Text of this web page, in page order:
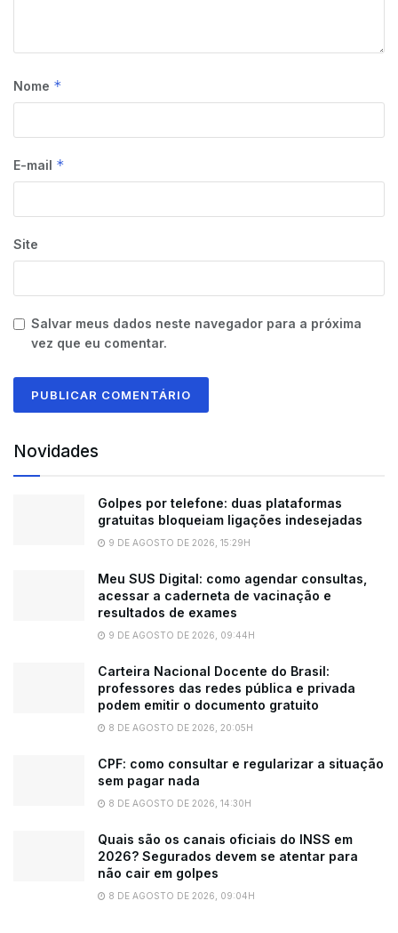
Nome *
E-mail *
Site
Salvar meus dados neste navegador para a próxima
vez que eu comentar.
Novidades
Golpes por telefone: duas plataformas
gratuitas bloqueiam ligações indesejadas
9 DE AGOSTO DE 2026, 15:29H
Meu SUS Digital: como agendar consultas,
acessar a caderneta de vacinação e
resultados de exames
9 DE AGOSTO DE 2026, 09:44H
Carteira Nacional Docente do Brasil:
professores das redes pública e privada
podem emitir o documento gratuito
8 DE AGOSTO DE 2026, 20:05H
CPF: como consultar e regularizar a situação
sem pagar nada
8 DE AGOSTO DE 2026, 14:30H
Quais são os canais oficiais do INSS em
2026? Segurados devem se atentar para
não cair em golpes
8 DE AGOSTO DE 2026, 09:04H